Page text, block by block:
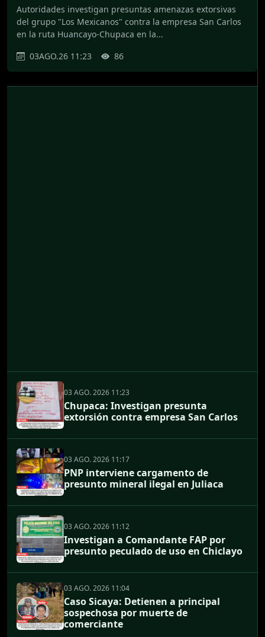
Autoridades investigan presuntas amenazas extorsivas
del grupo "Los Mexicanos" contra la empresa San Carlos
en la ruta Huancayo-Chupaca en la...
03AGO.26 11:23
86
03 AGO. 2026 11:23
Chupaca: Investigan presunta
extorsión contra empresa San Carlos
03 AGO. 2026 11:17
PNP interviene cargamento de
presunto mineral ilegal en Juliaca
03 AGO. 2026 11:12
Investigan a Comandante FAP por
presunto peculado de uso en Chiclayo
03 AGO. 2026 11:04
Caso Sicaya: Detienen a principal
sospechosa por muerte de
comerciante